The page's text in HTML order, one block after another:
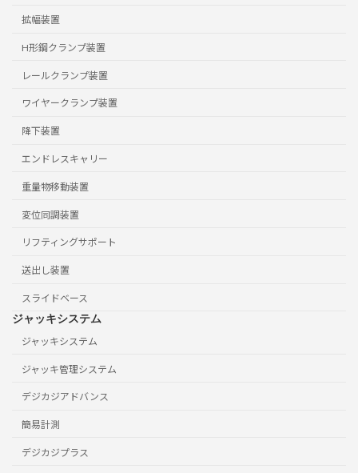
拡幅装置
H形鋼クランプ装置
レールクランプ装置
ワイヤークランプ装置
降下装置
エンドレスキャリー
重量物移動装置
変位同調装置
リフティングサポート
送出し装置
スライドベース
ジャッキシステム
ジャッキシステム
ジャッキ管理システム
デジカジアドバンス
簡易計測
デジカジプラス